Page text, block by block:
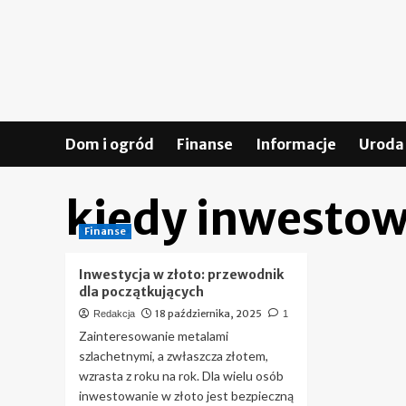
Dom i ogród Finanse Informacje
kiedy
Finanse
Inwestycja w złoto: przewodnik
dla początkujących
Redakcja 18 października, 2025 1
Zainteresowanie metalami
szlachetnymi, a zwłaszcza złotem,
wzrasta z roku na rok. Dla wielu osób
inwestowanie w złoto jest bezpieczną